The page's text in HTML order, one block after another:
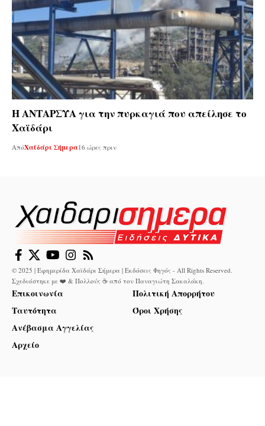
Η ΑΝΤΑΡΣΥΑ για την πυρκαγιά που απείλησε το
Χαϊδάρι
ΑπόΧαϊδάρι Σήμερα 16 ώρες πριν
© 2025 | Εφημερίδα Χαϊδάρι Σήμερα | Εκδόσεις Φηγός - All Rights Reserved.
Σχεδιάστηκε με ❤️ & Πολλούς ☕ από τον Παναγιώτη Σακαλάκη.
Επικοινωνία
Ταυτότητα
Ανέβασμα Αγγελίας
Αρχείο
Πολιτική Απορρήτου
Όροι Χρήσης